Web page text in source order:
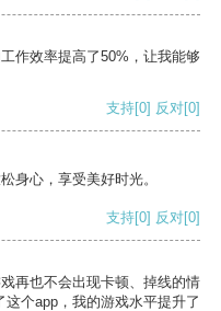
作效率提高了50%，让我能够
支持[0] 反对[0]
身心，享受美好时光。
支持[0] 反对[0]
再也不会出现卡顿、掉线的情
个app，我的游戏水平提升了